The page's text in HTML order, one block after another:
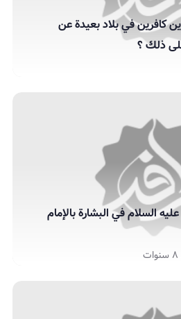
كافرين في بلاد بعيدة عن
ذلك ؟
السلام في البشارة بالإمام